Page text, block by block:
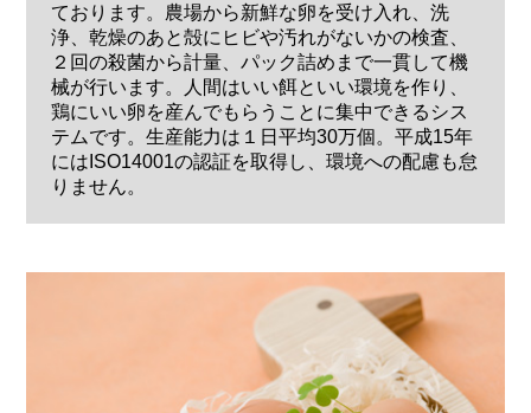
ております。農場から新鮮な卵を受け入れ、洗
浄、乾燥のあと殻にヒビや汚れがないかの検査、
２回の殺菌から計量、パック詰めまで一貫して機
械が行います。人間はいい餌といい環境を作り、
鶏にいい卵を産んでもらうことに集中できるシス
テムです。生産能力は１日平均30万個。平成15年
にはISO14001の認証を取得し、環境への配慮も怠
りません。